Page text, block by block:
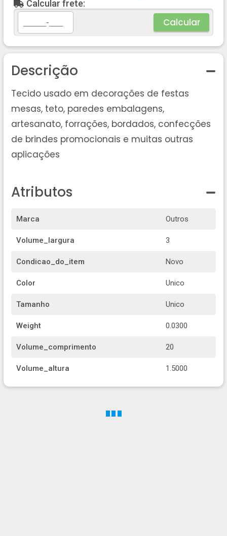
Calcular frete:
Calcular
Descrição
Tecido usado em decorações de festas
mesas, teto, paredes embalagens,
artesanato, forrações, bordados, confecções
de brindes promocionais e muitas outras
aplicações
Atributos
Marca Outros
Volume_largura 3
Condicao_do_item Novo
Color Unico
Tamanho Unico
Weight 0.0300
Volume_comprimento 20
Volume_altura 1.5000